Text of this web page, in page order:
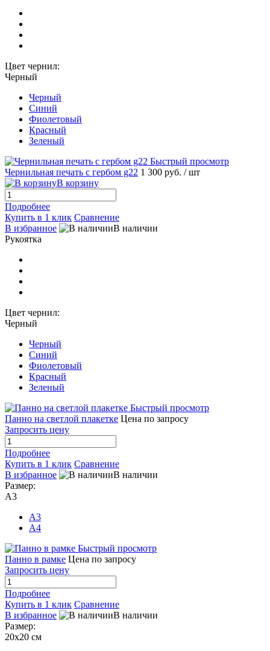
Цвет чернил:
Черный
Черный
Синий
Фиолетовый
Красный
Зеленый
Быстрый просмотр
Чернильная печать с гербом g22 1 300 руб. / шт
В корзину
Подробнее
Купить в 1 клик Сравнение
В избранное
В наличии
Рукоятка
Цвет чернил:
Черный
Черный
Синий
Фиолетовый
Красный
Зеленый
Быстрый просмотр
Панно на светлой плакетке Цена по запросу
Запросить цену
Подробнее
Купить в 1 клик Сравнение
В избранное
В наличии
Размер:
А3
А3
А4
Быстрый просмотр
Панно в рамке Цена по запросу
Запросить цену
Подробнее
Купить в 1 клик Сравнение
В избранное
В наличии
Размер:
20x20 см